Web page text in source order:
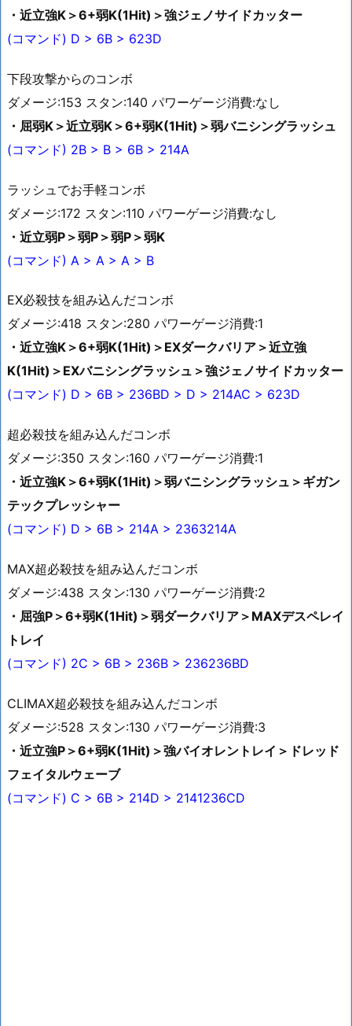
・近立強K＞6+弱K(1Hit)＞強ジェノサイドカッター
(コマンド) D > 6B > 623D
下段攻撃からのコンボ
ダメージ:153 スタン:140 パワーゲージ消費:なし
・屈弱K＞近立弱K＞6+弱K(1Hit)＞弱バニシングラッシュ
(コマンド) 2B > B > 6B > 214A
ラッシュでお手軽コンボ
ダメージ:172 スタン:110 パワーゲージ消費:なし
・近立弱P＞弱P＞弱P＞弱K
(コマンド) A > A > A > B
EX必殺技を組み込んだコンボ
ダメージ:418 スタン:280 パワーゲージ消費:1
・近立強K＞6+弱K(1Hit)＞EXダークバリア＞近立強
K(1Hit)＞EXバニシングラッシュ＞強ジェノサイドカッター
(コマンド) D > 6B > 236BD > D > 214AC > 623D
超必殺技を組み込んだコンボ
ダメージ:350 スタン:160 パワーゲージ消費:1
・近立強K＞6+弱K(1Hit)＞弱バニシングラッシュ＞ギガン
テックプレッシャー
(コマンド) D > 6B > 214A > 2363214A
MAX超必殺技を組み込んだコンボ
ダメージ:438 スタン:130 パワーゲージ消費:2
・屈強P＞6+弱K(1Hit)＞弱ダークバリア＞MAXデスペレイ
トレイ
(コマンド) 2C > 6B > 236B > 236236BD
CLIMAX超必殺技を組み込んだコンボ
ダメージ:528 スタン:130 パワーゲージ消費:3
・近立強P＞6+弱K(1Hit)＞強バイオレントレイ＞ドレッド
フェイタルウェーブ
(コマンド) C > 6B > 214D > 2141236CD